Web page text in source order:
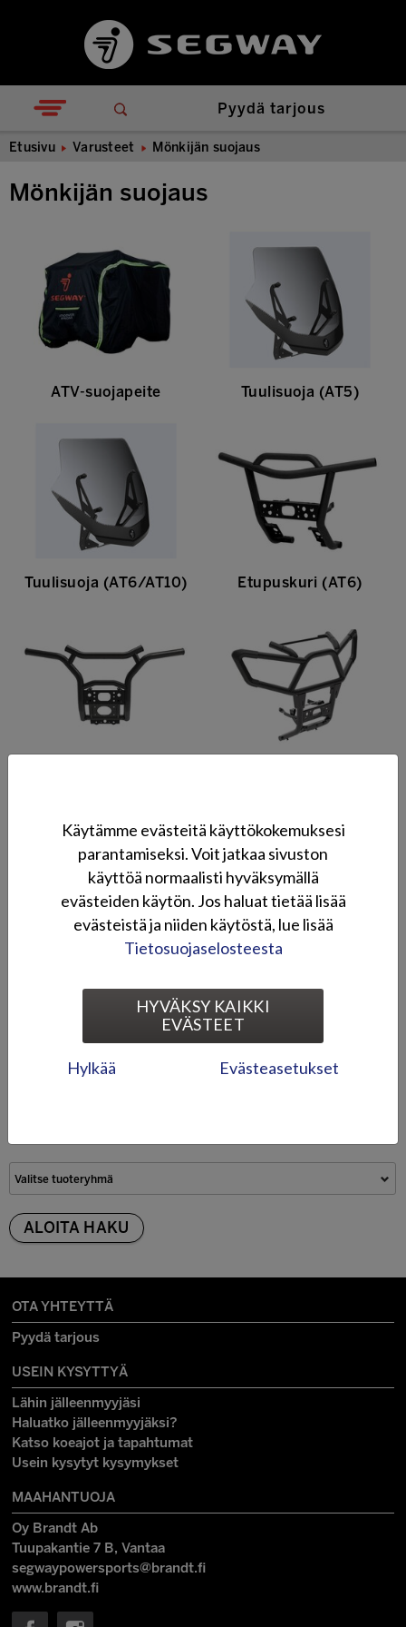
Pyydä tarjous
Etusivu Varusteet Mönkijän suojaus
Mönkijän suojaus
ATV-suojapeite Tuulisuoja (AT5)
Tuulisuoja (AT6/AT10) Etupuskuri (AT6)
Käsisuojat Pohjapanssarisarja
OTA YHTEYTTÄ
Pyydä tarjous
USEIN KYSYTTYÄ
Lähin jälleenmyyjäsi
Haluatko jälleenmyyjäksi?
Katso koeajot ja tapahtumat
Usein kysytyt kysymykset
MAAHANTUOJA
Oy Brandt Ab
Tuupakantie 7 B, Vantaa
segwaypowersports@brandt.fi
www.brandt.fi
Käytämme evästeitä käyttökokemuksesi
parantamiseksi. Voit jatkaa sivuston
käyttöä normaalisti hyväksymällä
evästeiden käytön. Jos haluat tietää lisää
evästeistä ja niiden käytöstä, lue lisää
Tietosuojaselosteesta
HYVÄKSY KAIKKI
EVÄSTEET
Hylkää Evästeasetukset